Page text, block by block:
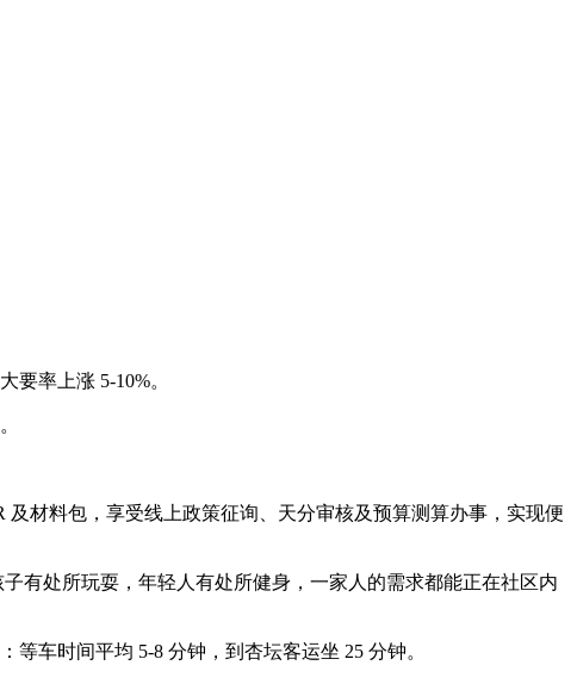
率上涨 5-10%。
材料包，享受线上政策征询、天分审核及预算测算办事，实现便
处所玩耍，年轻人有处所健身，一家人的需求都能正在社区内
车时间平均 5-8 分钟，到杏坛客运坐 25 分钟。